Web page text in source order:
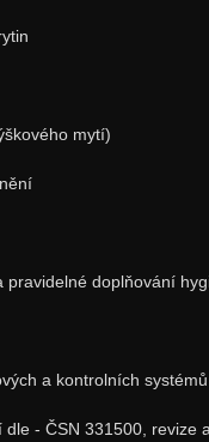
mytí)
doplňování
a kontrolních systémů
- ČSN 331500, revize